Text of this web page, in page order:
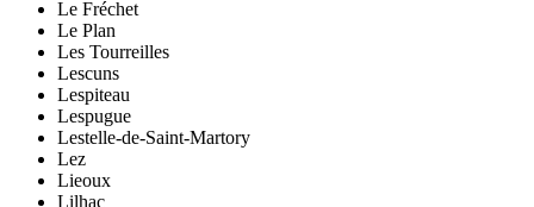
Le Fréchet
Le Plan
Les Tourreilles
Lescuns
Lespiteau
Lespugue
Lestelle-de-Saint-Martory
Lez
Lieoux
Lilhac